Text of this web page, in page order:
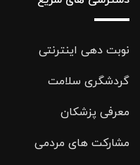
نوبت دهی اینترنتی
گردشگری سلامت
معرفی پزشکان
مشارکت های مردمی